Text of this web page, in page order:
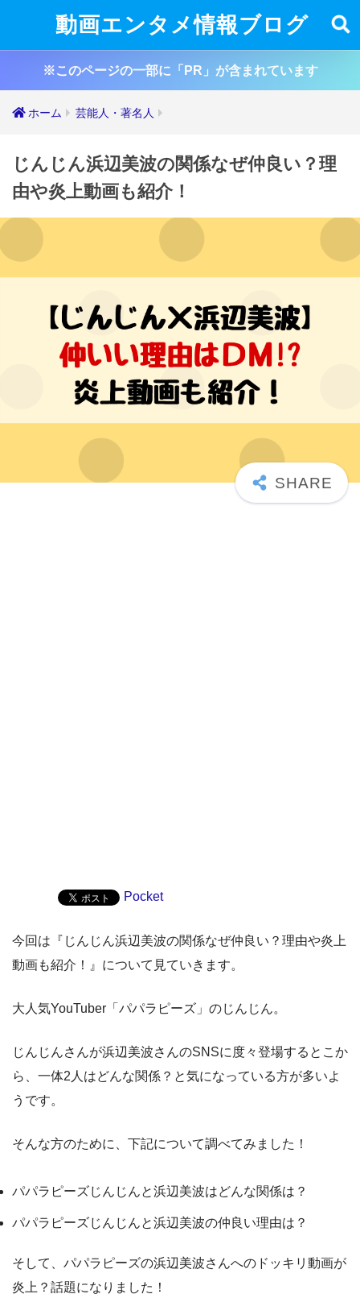
動画エンタメ情報ブログ
※このページの一部に「PR」が含まれています
ホーム 芸能人・著名人
じんじん浜辺美波の関係なぜ仲良い？理
由や炎上動画も紹介！
Pocket
今回は『じんじん浜辺美波の関係なぜ仲良い？理由や炎上
動画も紹介！』について見ていきます。
大人気YouTuber「パパラピーズ」のじんじん。
じんじんさんが浜辺美波さんのSNSに度々登場するとこか
ら、一体2人はどんな関係？と気になっている方が多いよ
うです。
そんな方のために、下記について調べてみました！
パパラピーズじんじんと浜辺美波はどんな関係は？
パパラピーズじんじんと浜辺美波の仲良い理由は？
そして、パパラピーズの浜辺美波さんへのドッキリ動画が
炎上？話題になりました！